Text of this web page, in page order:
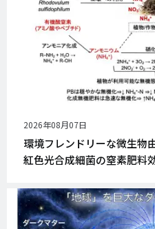
公
開
日
2026年08月07日
環境フレンドリーな微生
紅色光合成細菌の窒素肥料